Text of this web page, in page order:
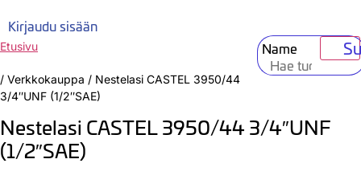
Kirjaudu sisään
Name
Etusivu
/ Verkkokauppa / Nestelasi CASTEL 3950/44
3/4″UNF (1/2″SAE)
Nestelasi CASTEL 3950/44 3/4″UNF
(1/2″SAE)